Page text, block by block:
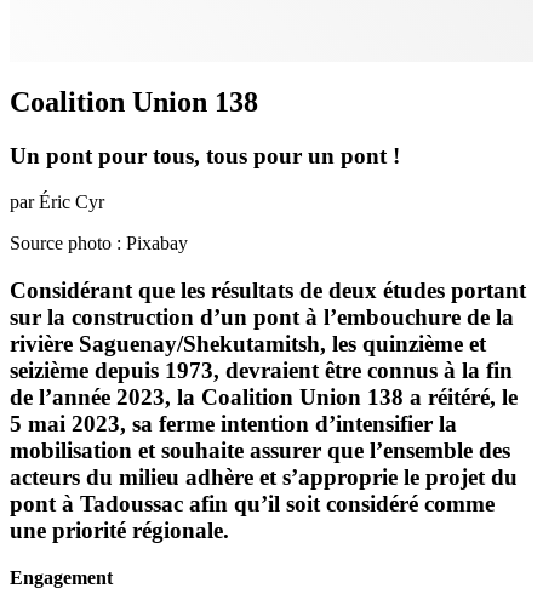
Coalition Union 138
Un pont pour tous, tous pour un pont !
par Éric Cyr
Source photo : Pixabay
Considérant que les résultats de deux études portant
sur la construction d’un pont à l’embouchure de la
rivière Saguenay/Shekutamitsh, les quinzième et
seizième depuis 1973, devraient être connus à la fin
de l’année 2023, la Coalition Union 138 a réitéré, le
5 mai 2023, sa ferme intention d’intensifier la
mobilisation et souhaite assurer que l’ensemble des
acteurs du milieu adhère et s’approprie le projet du
pont à Tadoussac afin qu’il soit considéré comme
une priorité régionale.
Engagement